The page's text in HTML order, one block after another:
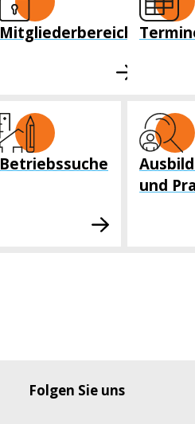
Mitgliederbereich
Betriebssuche
und
Folgen Sie uns